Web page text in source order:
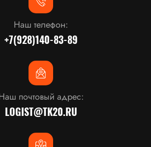
Наш телефон:
+7(928)140-83-89
почтовый адрес:
LOGIST@TK20.RU